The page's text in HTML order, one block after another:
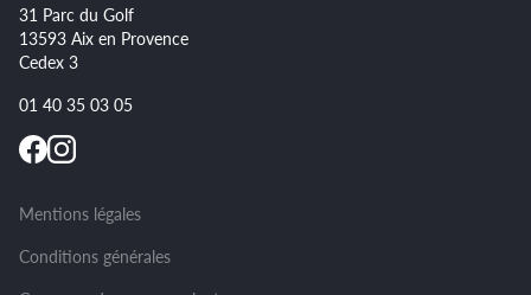
31 Parc du Golf
13593 Aix en Provence
Cedex 3
01 40 35 03 05
Mentions légales
Conditions générales